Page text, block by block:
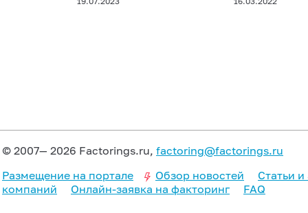
© 2007— 2026 Factorings.ru, factoring@factorings.ru
Размещение на портале
Обзор новостей
Статьи
компаний
Онлайн-заявка на факторинг FAQ